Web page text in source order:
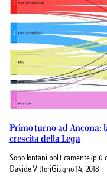
Primo turno ad Ancona:
crescita della Lega
Sono lontani politicamente (più
Davide VittoriGiugno 14, 2018